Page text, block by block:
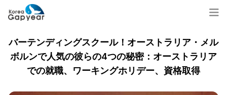
バーテンディングスクール！オーストラリア・メル
ボルンで人気の彼らの4つの秘密：オーストラリア
での就職、ワーキングホリデー、資格取得